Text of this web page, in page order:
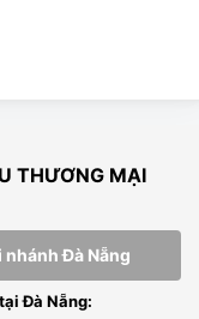
phễu mà còn
bị.
THƯƠNG MẠI
nhánh Đà Nẵng
Đà Nẵng: